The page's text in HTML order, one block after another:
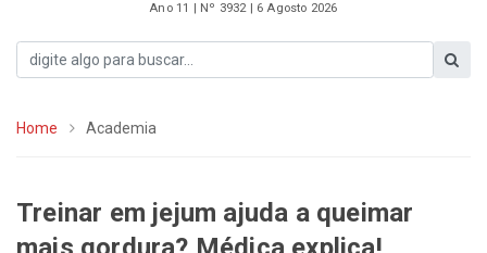
Ano 11 | Nº 3932 | 6 Agosto 2026
Home Academia
Treinar em jejum ajuda a queimar